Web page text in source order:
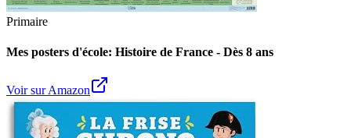
Primaire
Mes posters d'école: Histoire de France - Dès 8 ans
Voir sur Amazon